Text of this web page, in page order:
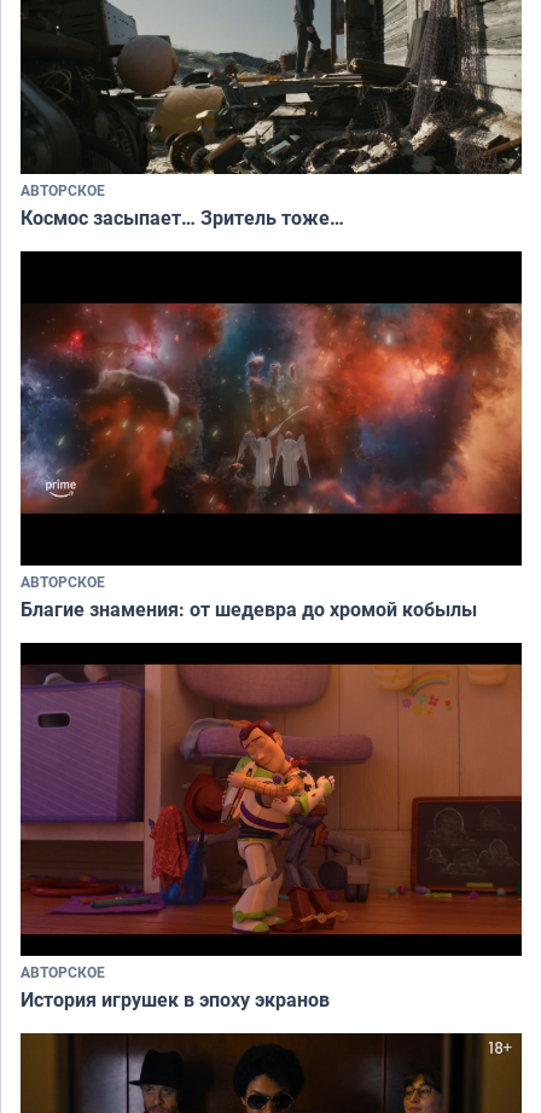
АВТОРСКОЕ
Космос засыпает… Зритель тоже…
АВТОРСКОЕ
Благие знамения: от шедевра до хромой кобылы
АВТОРСКОЕ
История игрушек в эпоху экранов